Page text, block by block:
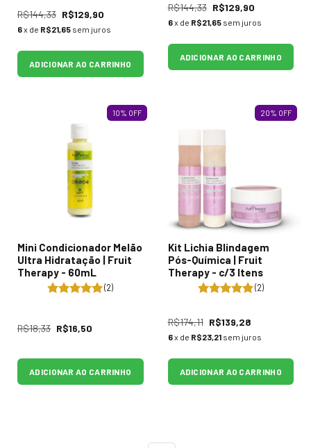
R$144,33 R$129,90
6x de R$21,65 sem juros
ADICIONAR AO CARRINHO
R$144,33 R$129,90
6x de R$21,65 sem juros
ADICIONAR AO CARRINHO
10% OFF
Mini Condicionador Melão
Ultra Hidratação | Fruit
Therapy - 60mL
(2)
R$18,33 R$16,50
ADICIONAR AO CARRINHO
20% OFF
Kit Lichia Blindagem
Pós-Química | Fruit
Therapy - c/3 Itens
(2)
R$174,11 R$139,28
6x de R$23,21 sem juros
ADICIONAR AO CARRINHO